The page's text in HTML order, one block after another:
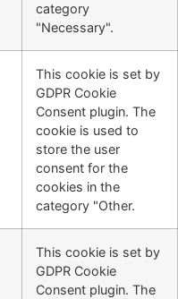
category
"Necessary".
This cookie is set by
GDPR Cookie
Consent plugin. The
cookie is used to
store the user
consent for the
cookies in the
category "Other.
This cookie is set by
GDPR Cookie
Consent plugin. The